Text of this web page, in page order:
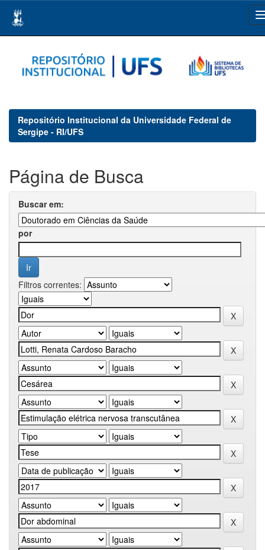
navigation
Repositório Institucional da Universidade Federal de
Sergipe - RI/UFS
Página de Busca
Buscar em:
por
Filtros correntes: